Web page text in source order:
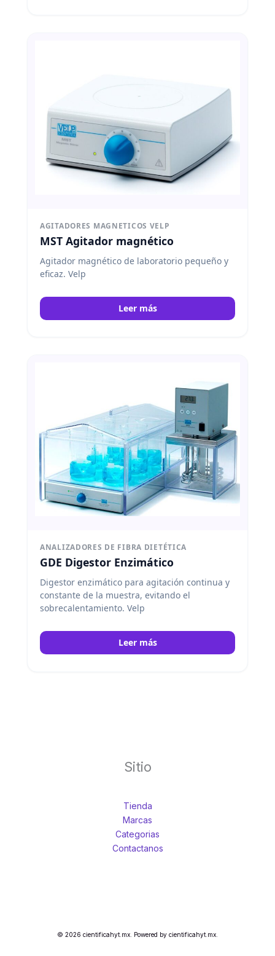
AGITADORES MAGNETICOS VELP
MST Agitador magnético
Agitador magnético de laboratorio pequeño y
eficaz. Velp
Leer más
ANALIZADORES DE FIBRA DIETÉTICA
GDE Digestor Enzimático
Digestor enzimático para agitación continua y
constante de la muestra, evitando el
sobrecalentamiento. Velp
Leer más
Sitio
Tienda
Marcas
Categorias
Contactanos
© 2026 cientificahyt.mx. Powered by cientificahyt.mx.